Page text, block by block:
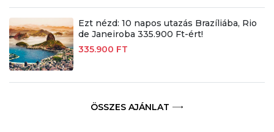
Ezt nézd: 10 napos utazás Brazíliába, Rio
de Janeiroba 335.900 Ft-ért!
335.900 FT
ÖSSZES AJÁNLAT